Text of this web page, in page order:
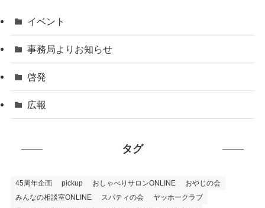
イベント
事務局よりお知らせ
啓発
広報
タグ
45周年企画 pickup おしゃべりサロンONLINE
おやじの会
みんなの相談室ONLINE
スパティの会
ヤッホークラブ